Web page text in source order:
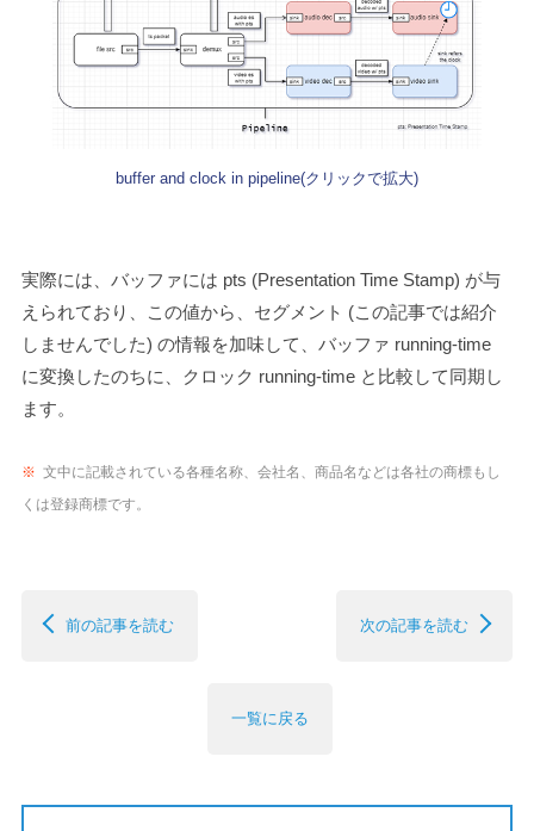
buffer and clock in pipeline(クリックで拡大)
実際には、バッファには pts (Presentation Time Stamp) が与
えられており、この値から、セグメント (この記事では紹介
しませんでした) の情報を加味して、バッファ running-time
に変換したのちに、クロック running-time と比較して同期し
ます。
※ 文中に記載されている各種名称、会社名、商品名などは各社の商標もし
くは登録商標です。
前の記事を読む
一覧に戻る
次の記事を読む